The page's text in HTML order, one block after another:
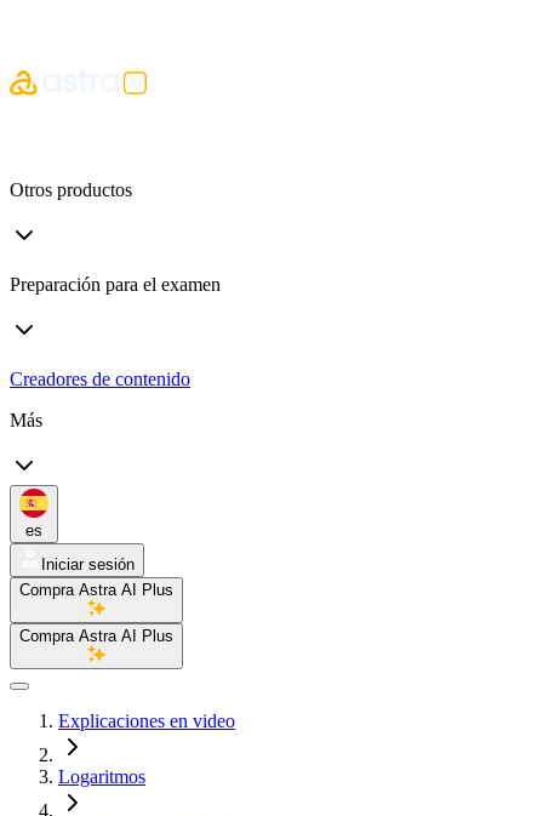
Otros productos
Preparación para el examen
Creadores de contenido
Más
es
Iniciar sesión
Compra Astra AI Plus
Compra Astra AI Plus
Explicaciones en video
Logaritmos